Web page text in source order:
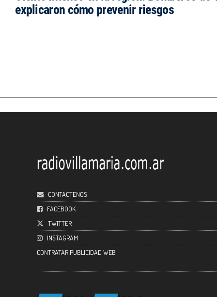
explicaron cómo prevenir riesgos
CONTACTENOS
FACEBOOK
TWITTER
INSTAGRAM
CONTRATAR PUBLICIDAD WEB